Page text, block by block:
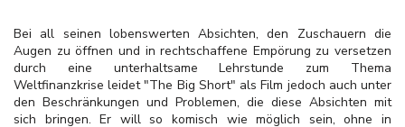
Bei all seinen lobenswerten Absichten, den Zuschauern die
Augen zu öffnen und in rechtschaffene Empörung zu versetzen
durch eine unterhaltsame Lehrstunde zum Thema
Weltfinanzkrise leidet "The Big Short" als Film jedoch auch unter
den Beschränkungen und Problemen, die diese Absichten mit
sich bringen. Er will so komisch wie möglich sein, ohne in